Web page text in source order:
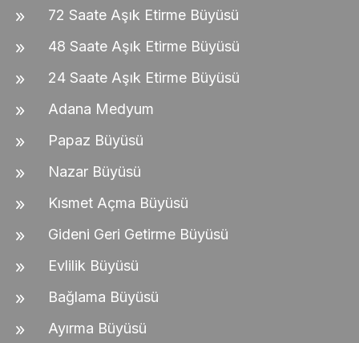
72 Saate Aşık Etirme Büyüsü
48 Saate Aşık Etirme Büyüsü
24 Saate Aşık Etirme Büyüsü
Adana Medyum
Papaz Büyüsü
Nazar Büyüsü
Kısmet Açma Büyüsü
Gideni Geri Getirme Büyüsü
Evlilik Büyüsü
Bağlama Büyüsü
Ayırma Büyüsü